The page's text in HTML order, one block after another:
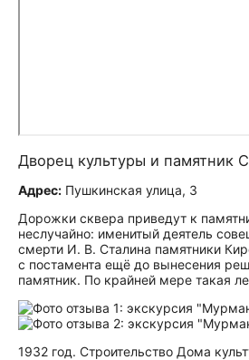
Дворец культуры и памятник
Адрес: Пушкинская улица, 3
Дорожки сквера приведут к
неслучайно: именитый деятель
смерти И. В. Сталина памятники
с постамента ещё до вынесения
памятник. По крайней мере такая
1932 год. Строительство Дома